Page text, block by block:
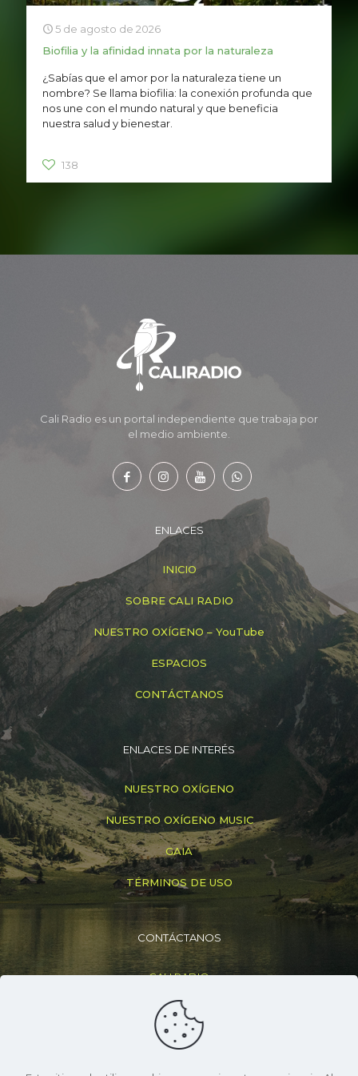
5 de agosto de 2026
Biofilia y la afinidad innata por la naturaleza
¿Sabías que el amor por la naturaleza tiene un
nombre? Se llama biofilia: la conexión profunda que
nos une con el mundo natural y que beneficia
nuestra salud y bienestar.
138
Cali Radio es un portal independiente que trabaja por
el medio ambiente.
ENLACES
INICIO
SOBRE CALI RADIO
NUESTRO OXÍGENO – YouTube
ESPACIOS
CONTÁCTANOS
ENLACES DE INTERÉS
NUESTRO OXÍGENO
NUESTRO OXÍGENO MUSIC
GAIA
TÉRMINOS DE USO
CONTÁCTANOS
CALI RADIO
+(57) 316 830 6307
info@caliradio.co